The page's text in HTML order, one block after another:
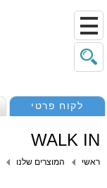
לקוח פרטי
WALK IN
ראשי המוצרים שלנו